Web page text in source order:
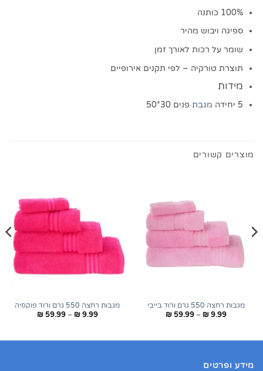
100% כותנה
ספיגה ויבוש מהיר
שומר על רכות לאורך זמן
תוצרת טורקיה – לפי תקנים אירופיים
מידות
5 יחידה מגבתפנים 30*50
מוצרים קשורים
מגבות רחצה 550 גרם ורוד בייבי
₪9.99
–
₪59.99
⁦₪ 59.99⁩
מגבות רחצה 550 גרם ורוד פוקסיה
₪9.99
–
₪59.99
⁦₪ 59.99⁩
מידע ופרטים